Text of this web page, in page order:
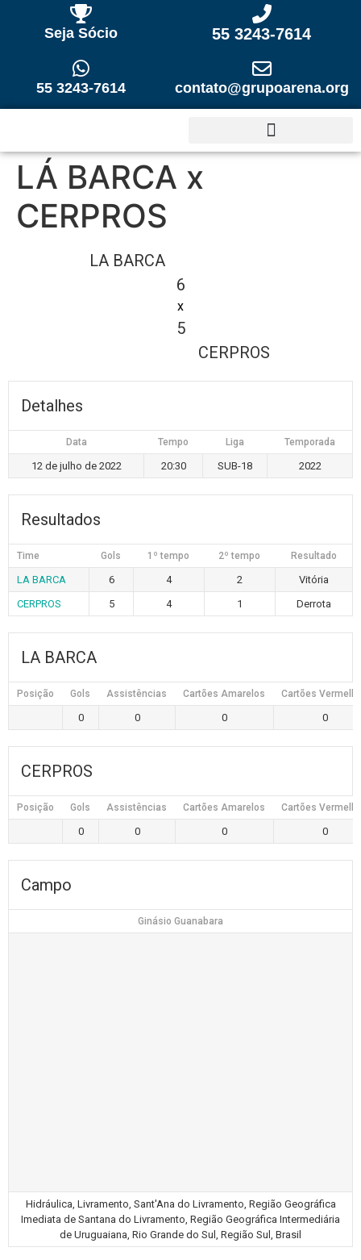
Seja Sócio 55 3243-7614
55 3243-7614 contato@grupoarena.org
LÁ BARCA x
CERPROS
LA BARCA
6
x
5
CERPROS
Detalhes
Data Tempo Liga Temporada
12 de julho de 2022 20:30 SUB-18 2022
Resultados
Time Gols 1º tempo 2º tempo Resultado
LA BARCA 6 4 2
Vitória
CERPROS
5 4 1 Derrota
LA BARCA
Posição Gols Assistências Cartões Amarelos Cartões
0 0 0 0
CERPROS
Posição Gols Assistências Cartões Amarelos Cartões
0 0 0 0
Campo
Ginásio Guanabara
Hidráulica, Livramento, Sant'Ana do Livramento, Região Geográfica
Imediata de Santana do Livramento, Região Geográfica Intermediária
de Uruguaiana, Rio Grande do Sul, Região Sul, Brasil